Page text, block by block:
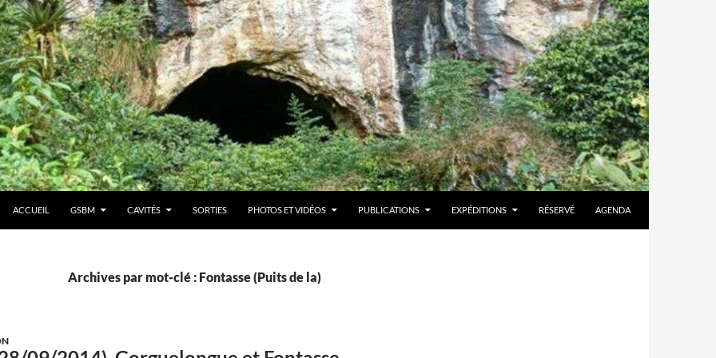
ACCUEIL GSBM CAVITÉS SORTIES PHOTOS ET VIDÉOS PUBLICATIONS EXPÉDITIONS RÉSERVÉ AGENDA
Archives par mot-clé : Fontasse (Puits de la)